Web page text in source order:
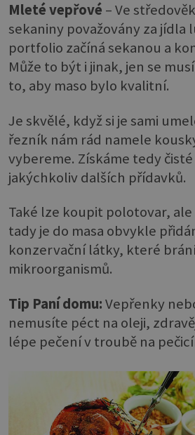
Mleté vepřové – Ve
sekaniny považovány za jídla
portfolio začíná sekanou a
Může to být i jinak, jen se
to, aby maso bylo kvalitní.
Je skvělé, když si je sami
řezník nám rád namele
vybereme. Získáme tedy
jakýchkoliv dalších přídavků.
Také lze koupit polotovar,
tady je do masa obvykle
konzervační látky, které
mikroorganismů.
Tip Paní domu:Vepřenky
nemusíte péct na oleji,
lépe pečení v troubě na